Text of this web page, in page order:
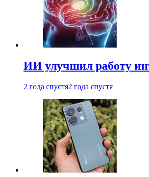
ИИ улучшил работу
2 года спустя2 года спустя